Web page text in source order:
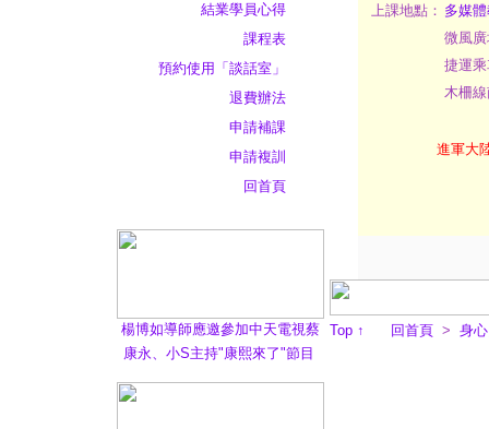
結業學員心得
課程表
預約使用「談話室」
退費辦法
申請補課
申請複訓
回首頁
楊博如導師應邀參加中天電視蔡
康永、小S主持"康熙來了"節目
上課地點： 多媒
微風
捷運
木柵
進軍大
Top ↑ 回首頁 > 身